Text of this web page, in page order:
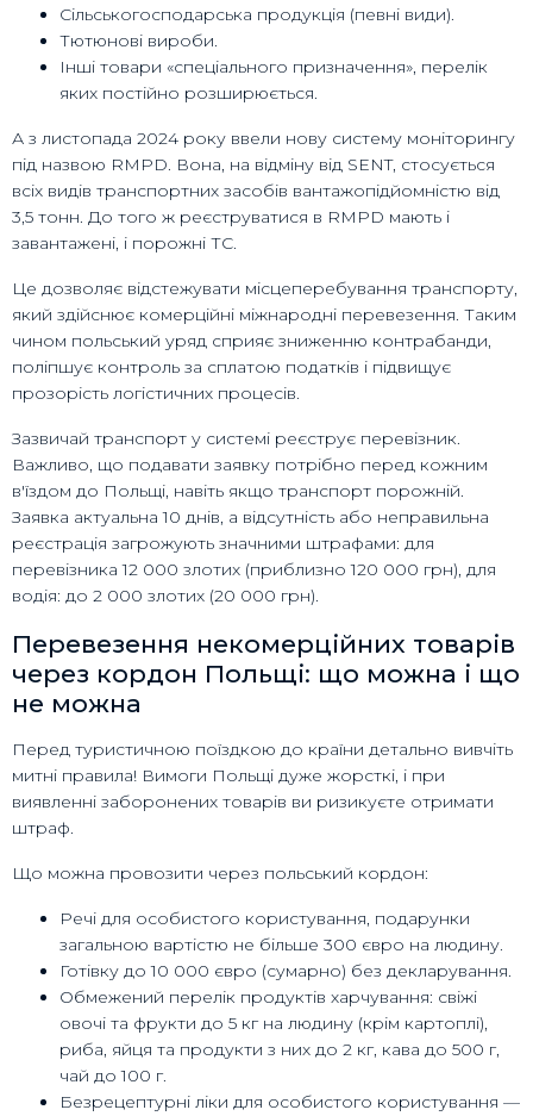
Сільськогосподарська продукція (певні види).
Тютюнові вироби.
Інші товари «спеціального призначення», перелік
яких постійно розширюється.
А з листопада 2024 року ввели нову систему моніторингу
під назвою RMPD. Вона, на відміну від SENT, стосується
всіх видів транспортних засобів вантажопідйомністю від
3,5 тонн. До того ж реєструватися в RMPD мають і
завантажені, і порожні ТС.
Це дозволяє відстежувати місцеперебування транспорту,
який здійснює комерційні міжнародні перевезення. Таким
чином польський уряд сприяє зниженню контрабанди,
поліпшує контроль за сплатою податків і підвищує
прозорість логістичних процесів.
Зазвичай транспорт у системі реєструє перевізник.
Важливо, що подавати заявку потрібно перед кожним
в'їздом до Польщі, навіть якщо транспорт порожній.
Заявка актуальна 10 днів, а відсутність або неправильна
реєстрація загрожують значними штрафами: для
перевізника 12 000 злотих (приблизно 120 000 грн), для
водія: до 2 000 злотих (20 000 грн).
Перевезення некомерційних товарів
через кордон Польщі: що можна і що
не можна
Перед туристичною поїздкою до країни детально вивчіть
митні правила! Вимоги Польщі дуже жорсткі, і при
виявленні заборонених товарів ви ризикуєте отримати
штраф.
Що можна провозити через польський кордон:
Речі для особистого користування, подарунки
загальною вартістю не більше 300 євро на людину.
Готівку до 10 000 євро (сумарно) без декларування.
Обмежений перелік продуктів харчування: свіжі
овочі та фрукти до 5 кг на людину (крім картоплі),
риба, яйця та продукти з них до 2 кг, кава до 500 г,
чай до 100 г.
Безрецептурні ліки для особистого користування —